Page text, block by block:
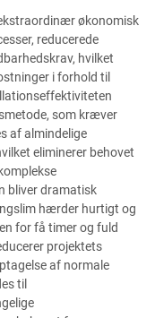
økonomisk
reducerede
hvilket
i forhold til
som kræver
af almindelige
eliminerer behovet
bliver dramatisk
hærder hurtigt og
for få timer og fuld
projektets
af normale
til